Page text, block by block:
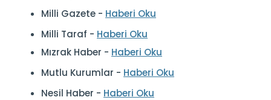
Milli Gazete - Haberi Oku
Milli Taraf - Haberi Oku
Mızrak Haber - Haberi Oku
Mutlu Kurumlar - Haberi Oku
Nesil Haber - Haberi Oku